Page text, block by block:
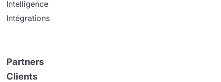
Intelligence
Intégrations
Partners
Clients